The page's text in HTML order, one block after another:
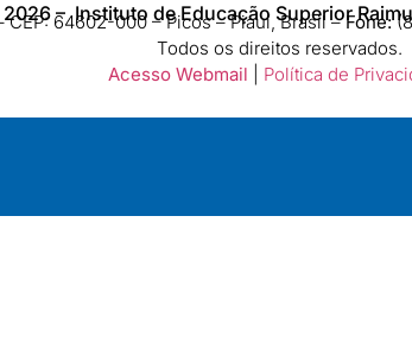
2026– Instituto de Educação Superior
CEP: 64602-000 – Picos – Piauí, Brasil –Fone:
Todos os direitos reservados.
Acesso Webmail
Política de